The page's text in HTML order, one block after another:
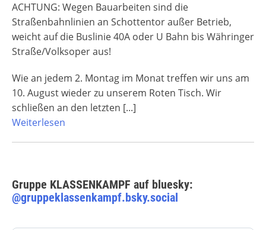
ACHTUNG: Wegen Bauarbeiten sind die
Straßenbahnlinien an Schottentor außer Betrieb,
weicht auf die Buslinie 40A oder U Bahn bis Währinger
Straße/Volksoper aus!
Wie an jedem 2. Montag im Monat treffen wir uns am
10. August wieder zu unserem Roten Tisch. Wir
schließen an den letzten [...]
Weiterlesen
Gruppe KLASSENKAMPF auf bluesky:
@gruppeklassenkampf.bsky.social